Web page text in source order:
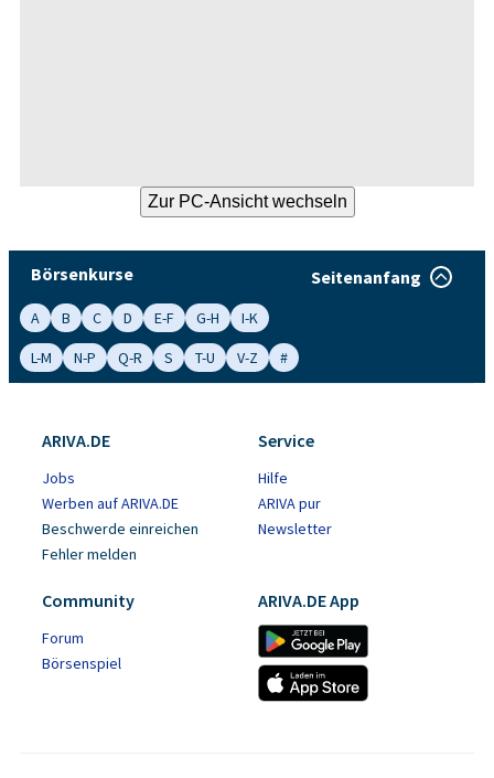
Börsenkurse Seitenanfang
A B C D E-F G-H
I-K
L-M
N-P Q-R S T-U V-Z #
ARIVA.DE
Jobs
Werben auf ARIVA.DE
Beschwerde einreichen
Fehler melden
Service
Hilfe
ARIVA pur
Newsletter
Community
Forum
Börsenspiel
ARIVA.DE App